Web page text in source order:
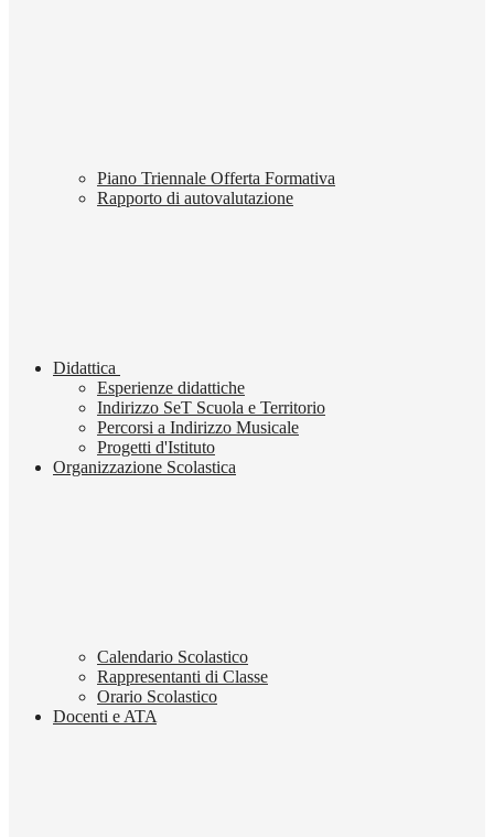
Piano Triennale Offerta Formativa
Rapporto di autovalutazione
Didattica
Esperienze didattiche
Indirizzo SeT Scuola e Territorio
Percorsi a Indirizzo Musicale
Progetti d'Istituto
Organizzazione Scolastica
Calendario Scolastico
Rappresentanti di Classe
Orario Scolastico
Docenti e ATA